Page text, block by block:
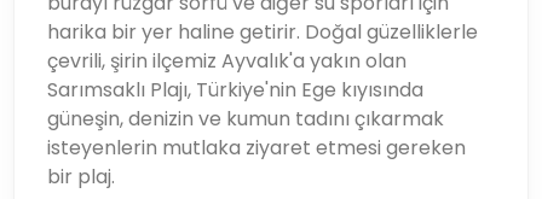
harika bir yer haline getirir. Doğal güzelliklerle
çevrili, şirin ilçemiz Ayvalık'a yakın olan
Sarımsaklı Plajı, Türkiye'nin Ege kıyısında
güneşin, denizin ve kumun tadını çıkarmak
isteyenlerin mutlaka ziyaret etmesi gereken
bir plaj.